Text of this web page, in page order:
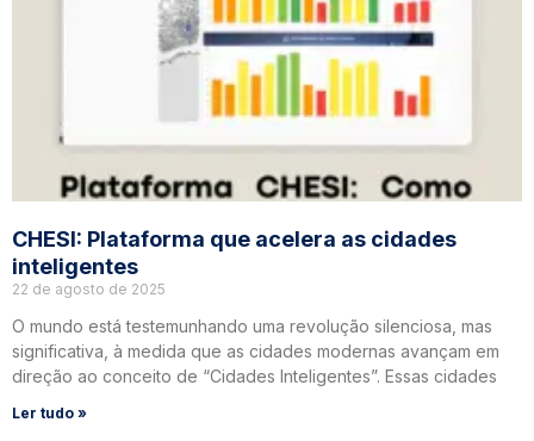
CHESI: Plataforma que acelera as cidades
inteligentes
22 de agosto de 2025
O mundo está testemunhando uma revolução silenciosa, mas
significativa, à medida que as cidades modernas avançam em
direção ao conceito de “Cidades Inteligentes”. Essas cidades
Ler tudo »